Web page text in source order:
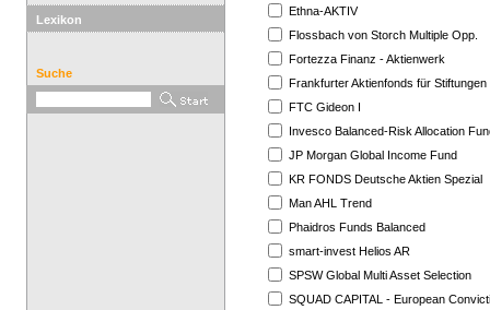
Lexikon
Suche
Ethna-AKTIV
Flossbach von Storch Multiple Opp.
Fortezza Finanz - Aktienwerk
Frankfurter Aktienfonds für Stiftungen
FTC Gideon I
Invesco Balanced-Risk Allocation
JP Morgan Global Income Fund
KR FONDS Deutsche Aktien Spezial
Man AHL Trend
Phaidros Funds Balanced
smart-invest Helios AR
SPSW Global Multi Asset Selection
SQUAD CAPITAL - European